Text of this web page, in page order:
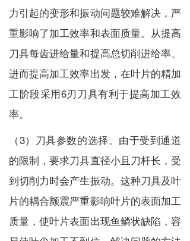
力引起的变形和振动问题较难解决，严
重影响了加工效率和表面质量。从提高
刀具每齿进给量和提高总切削进给率、
进而提高加工效率出发，在叶片的精加
工阶段采用6刃刀具有利于提高加工效
率。
（3）刀具参数的选择。由于受到通道
的限制，要求刀具直径小且刀杆长，受
到切削力时会产生振动。这种刀具及叶
片的耦合颤震严重影响叶片的表面加工
质量，使叶片表面出现鱼鳞状缺陷，容